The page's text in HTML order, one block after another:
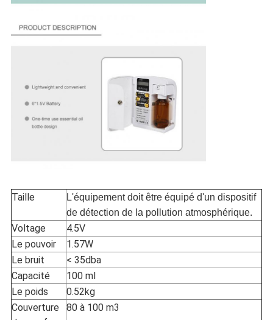
Taille
L'équipement doit être équipé d'un dispositif
de détection de la pollution atmosphérique.
Voltage
4.5V
Le pouvoir
1.57W
Le bruit
< 35dba
Capacité
100 ml
Le poids
0.52kg
Couverture
80 à 100 m3